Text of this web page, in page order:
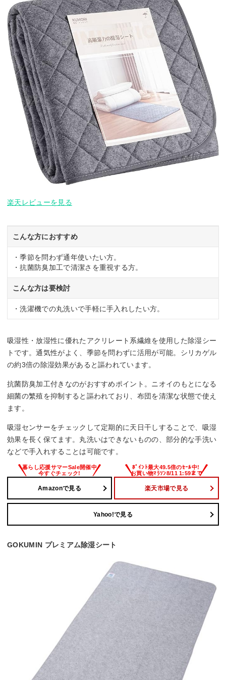
楽天レビューを見る
こんな方におすすめ
・季節を問わず通年使いたい方。
・抗菌防臭加工で清潔さを重視する方。
こんな方は要検討
・洗濯機での丸洗いで手軽に手入れしたい方。
吸湿性・放湿性に優れたアクリレート系繊維を使用した除湿シー
トです。通気性がよく、季節を問わずに活用が可能。シリカゲル
の約3倍の除湿効果があると謳われています。
抗菌防臭加工付きなのがおすすめポイント。ニオイのもとになる
細菌の繁殖を抑制すると謳われており、布団を清潔な状態で使え
ます。
吸湿センサーをチェックして定期的に天日干しすることで、吸湿
効果を長く保てます。丸洗いはできないものの、部分的な手洗い
などで手入れすることは可能です。
Amazonで見る 楽天市場で見る
Yahoo!で見る
GOKUMIN プレミアム除湿シート